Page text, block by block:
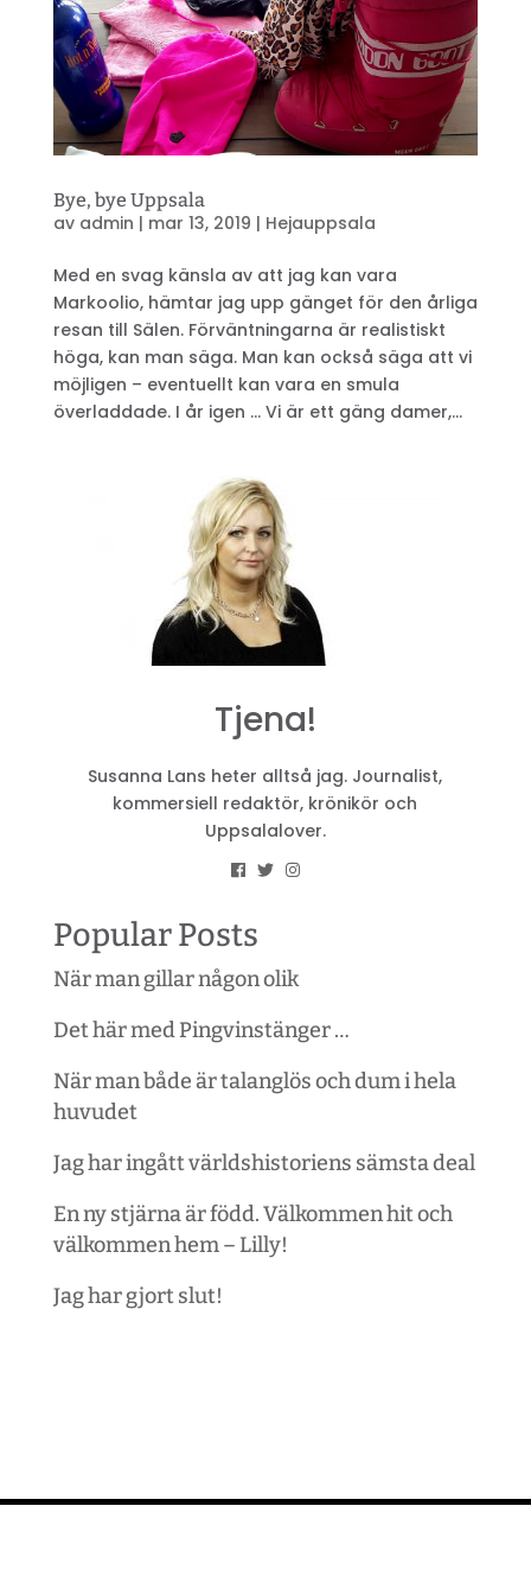
Bye, bye Uppsala
av admin | mar 13, 2019 | Hejauppsala
Med en svag känsla av att jag kan vara
Markoolio, hämtar jag upp gänget för den årliga
resan till Sälen. Förväntningarna är realistiskt
höga, kan man säga. Man kan också säga att vi
möjligen – eventuellt kan vara en smula
överladdade. I år igen … Vi är ett gäng damer,...
Tjena!
Susanna Lans heter alltså jag. Journalist,
kommersiell redaktör, krönikör och
Uppsalalover.
Popular Posts
När man gillar någon olik
Det här med Pingvinstänger …
När man både är talanglös och dum i hela
huvudet
Jag har ingått världshistoriens sämsta deal
En ny stjärna är född. Välkommen hit och
välkommen hem – Lilly!
Jag har gjort slut!